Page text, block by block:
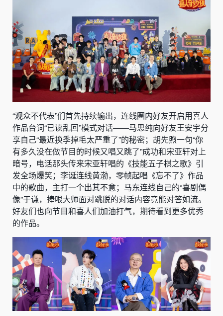
“观众不代表”们首先持续输出，连线圈内好友开启用喜人
作品台词“已读乱回”模式对话——马思纯向好友王安宇分
享自己“最近换季掉毛太严重了”的秘密；胡先煦一句“你
有多久没在做节目的时候又唱又跳了”成功和宋亚轩对上
暗号，电话那头传来宋亚轩唱的《技能五子棋之歌》引
发全场爆笑；李诞连线黄渤，零帧起唱《忘不了》作品
中的歌曲，主打一个出其不意；马东连线自己的“喜剧偶
像”于谦，捧哏大师面对跳脱的对话内容竟能对答如流。
好友们也向节目和喜人们加油打气，期待看到更多优秀
的作品。